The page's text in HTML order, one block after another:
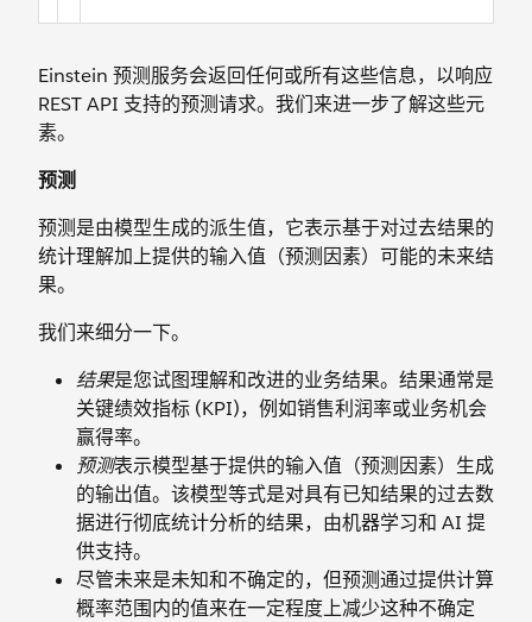
Einstein 预测服务会返回任何或所有这些信息，以响应
REST API 支持的预测请求。我们来进一步了解这些元
素。
预测
预测是由模型生成的派生值，它表示基于对过去结果的
统计理解加上提供的输入值（预测因素）可能的未来结
果。
我们来细分一下。
结果是您试图理解和改进的业务结果。结果通常是
关键绩效指标 (KPI)，例如销售利润率或业务机会
赢得率。
预测表示模型基于提供的输入值（预测因素）生成
的输出值。该模型等式是对具有已知结果的过去数
据进行彻底统计分析的结果，由机器学习和 AI 提
供支持。
尽管未来是未知和不确定的，但预测通过提供计算
概率范围内的值来在一定程度上减少这种不确定